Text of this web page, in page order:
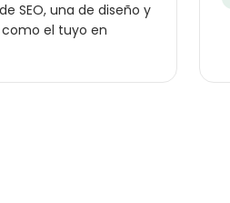
SEO, una de diseño y
el tuyo en